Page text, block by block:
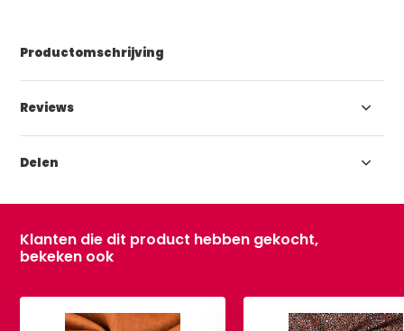
Productomschrijving
Reviews
Delen
Klanten die dit product hebben gekocht,
bekeken ook